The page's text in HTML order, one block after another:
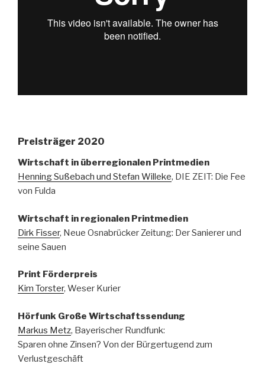
Preisträger 2020
Wirtschaft in überregionalen Printmedien
Henning Sußebach und Stefan Willeke, DIE ZEIT: Die Fee
von Fulda
Wirtschaft in regionalen Printmedien
Dirk Fisser, Neue Osnabrücker Zeitung: Der Sanierer und
seine Sauen
Print Förderpreis
Kim Torster, Weser Kurier
Hörfunk Große Wirtschaftssendung
Markus Metz, Bayerischer Rundfunk:
Sparen ohne Zinsen? Von der Bürgertugend zum
Verlustgeschäft